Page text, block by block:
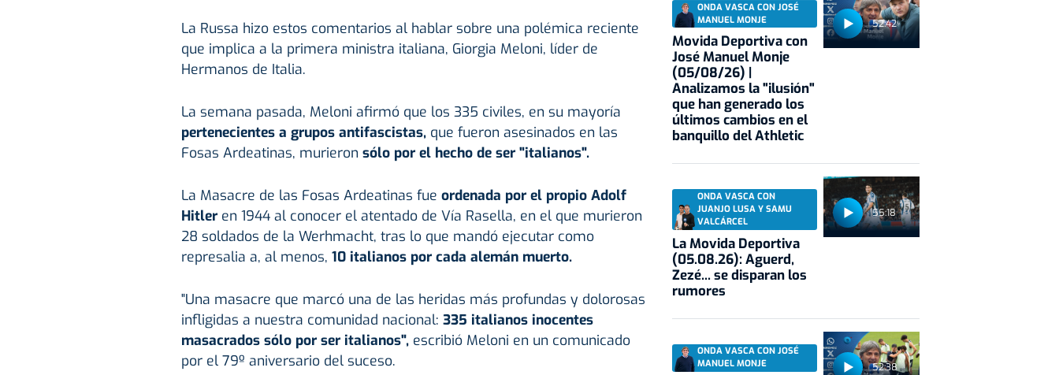
La Russa hizo estos comentarios al hablar sobre una polémica reciente
que implica a la primera ministra italiana, Giorgia Meloni, líder de
Hermanos de Italia.
La semana pasada, Meloni afirmó que los 335 civiles, en su mayoría
pertenecientes a grupos antifascistas,que fueron asesinados en las
Fosas Ardeatinas, murieron sólo por el hecho de ser "italianos".
La Masacre de las Fosas Ardeatinas fue ordenada por el propio Adolf
Hitleren 1944 al conocer el atentado de Vía Rasella, en el que murieron
28 soldados de la Werhmacht, tras lo que mandó ejecutar como
represalia a, al menos, 10 italianos por cada alemán muerto.
"Una masacre que marcó una de las heridas más profundas y dolorosas
infligidas a nuestra comunidad nacional: 335 italianos inocentes
masacrados sólo por ser italianos",escribió Meloni en un comunicado
por el 79º aniversario del suceso.
52:42
ONDA VASCA CON JOSÉ
MANUEL MONJE
Movida Deportiva con
José Manuel Monje
(05/08/26) |
Analizamos la "ilusión"
que han generado los
últimos cambios en el
banquillo del Athletic
55:18
ONDA VASCA CON
JUANJO LUSA Y SAMU
VALCÁRCEL
La Movida Deportiva
(05.08.26): Aguerd,
Zezé... se disparan los
rumores
52:38
ONDA VASCA CON JOSÉ
MANUEL MONJE